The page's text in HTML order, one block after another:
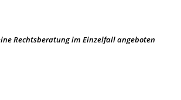
Rechtsberatung im Einzelfall angeboten